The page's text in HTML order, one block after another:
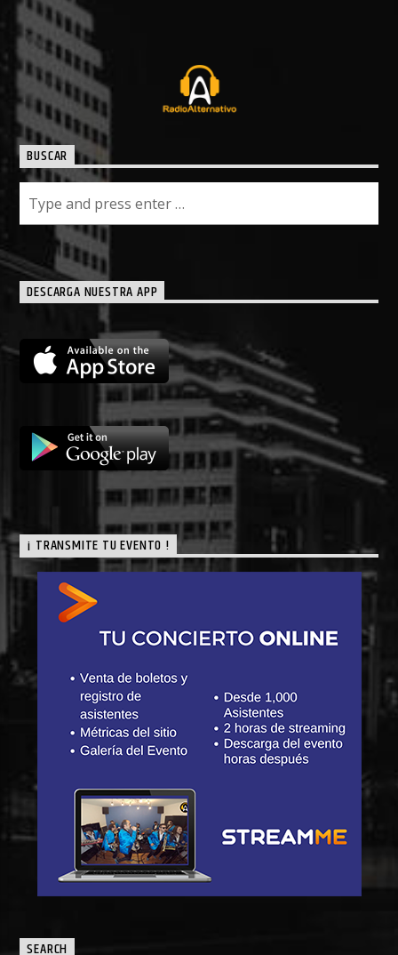
BUSCAR
DESCARGA NUESTRA APP
¡ TRANSMITE TU EVENTO !
SEARCH